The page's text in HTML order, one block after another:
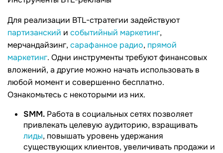
Для реализации BTL-стратегии задействуют
партизанский и событийный маркетинг,
мерчандайзинг, сарафанное радио, прямой
маркетинг. Одни инструменты требуют финансовых
вложений, а другие можно начать использовать в
любой момент и совершенно бесплатно.
Ознакомьтесь с некоторыми из них.
SMM. Работа в социальных сетях позволяет
привлекать целевую аудиторию, взращивать
лиды, повышать уровень удержания
существующих клиентов, увеличивать продажи и